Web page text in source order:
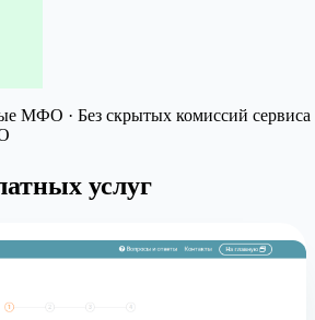
МФО · Без скрытых комиссий сервиса
услуг